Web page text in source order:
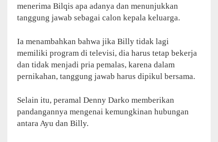
menerima Bilqis apa adanya dan menunjukkan
tanggung jawab sebagai calon kepala keluarga.
Ia menambahkan bahwa jika Billy tidak lagi
memiliki program di televisi, dia harus tetap bekerja
dan tidak menjadi pria pemalas, karena dalam
pernikahan, tanggung jawab harus dipikul bersama.
Selain itu, peramal Denny Darko memberikan
pandangannya mengenai kemungkinan hubungan
antara Ayu dan Billy.